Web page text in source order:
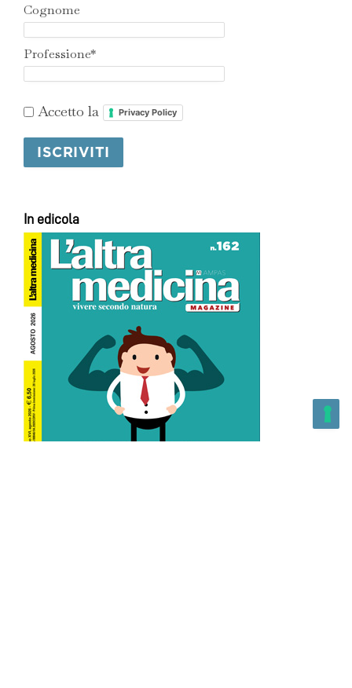
Cognome
Professione*
Accetto la Privacy Policy
In edicola